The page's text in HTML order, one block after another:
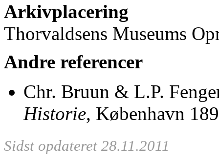
Arkivplacering
Thorvaldsens Museums
Andre referencer
Chr. Bruun & L.P.
Historie, København
Sidst opdateret 28.11.2011